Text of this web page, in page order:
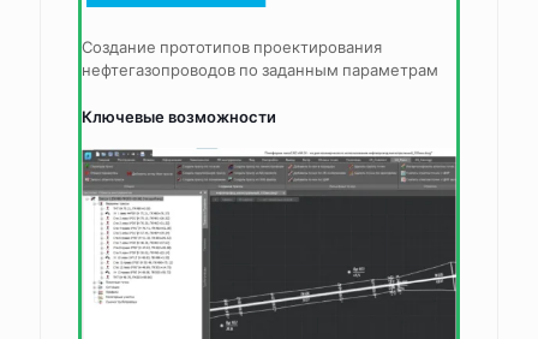
Создание прототипов проектирования
нефтегазопроводов по заданным параметрам
Ключевые возможности